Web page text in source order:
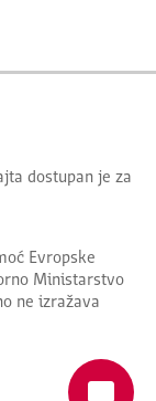
dostupan je za
Evropske
Ministarstvo
ne izražava